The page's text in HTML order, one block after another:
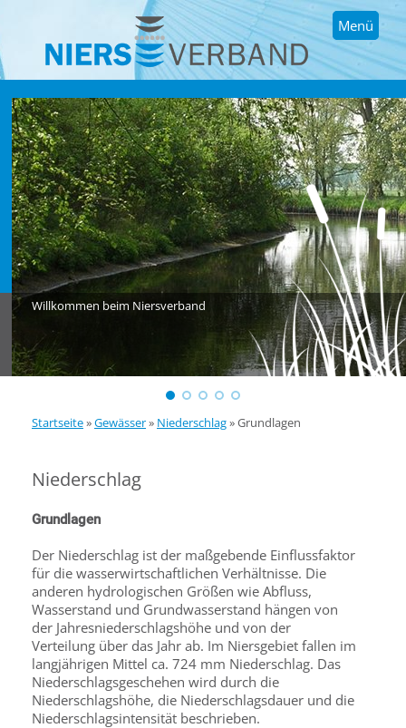
Menü
Willkommen beim Niersverband
Startseite»Gewässer» Niederschlag»Grundlagen
Niederschlag
Grundlagen
Der Niederschlag ist der maßgebende Einflussfaktor
für die wasserwirtschaftlichen Verhältnisse. Die
anderen hydrologischen Größen wie Abfluss,
Wasserstand und Grundwasserstand hängen von
der Jahresniederschlagshöhe und von der
Verteilung über das Jahr ab. Im Niersgebiet fallen im
langjährigen Mittel ca. 724 mm Niederschlag. Das
Niederschlagsgeschehen wird durch die
Niederschlagshöhe, die Niederschlagsdauer und die
Niederschlagsintensität beschrieben.